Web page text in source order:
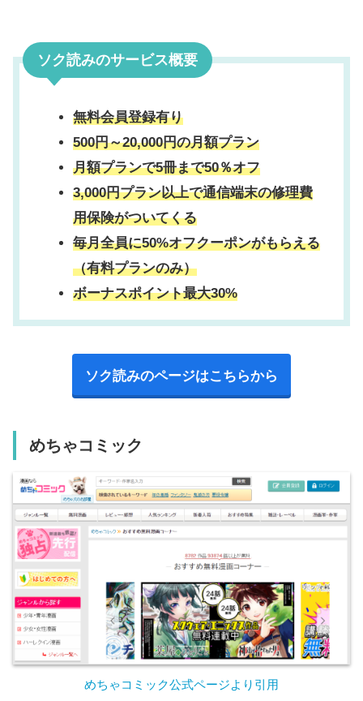
ソク読みのサービス概要
無料会員登録有り
500円～20,000円の月額プラン
月額プランで5冊まで50％オフ
3,000円プラン以上で通信端末の修理費
用保険がついてくる
毎月全員に50%オフクーポンがもらえる
（有料プランのみ）
ボーナスポイント最大30%
ソク読みのページはこちらから
めちゃコミック
めちゃコミック公式ページより引用